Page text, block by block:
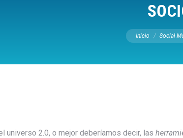
Estás aquí:
Inicio Social
universo 2.0, o mejor deberíamos decir, las